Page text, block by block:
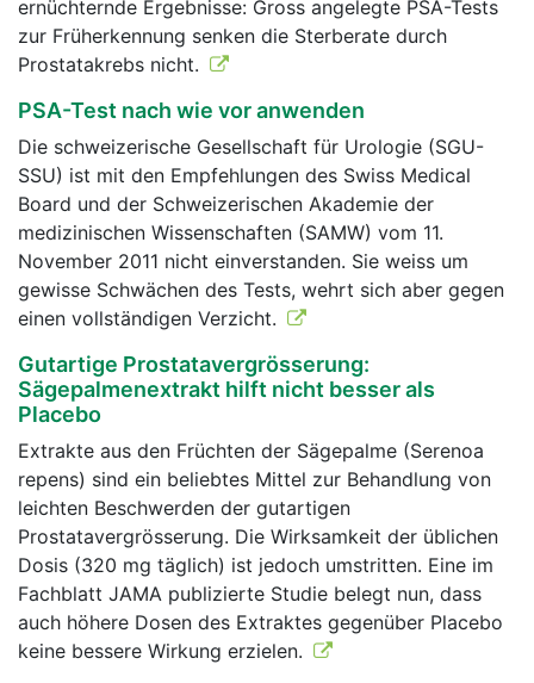
ernüchternde Ergebnisse: Gross angelegte PSA-Tests
zur Früherkennung senken die Sterberate durch
Prostatakrebs nicht.
PSA-Test nach wie vor anwenden
Die schweizerische Gesellschaft für Urologie (SGU-
SSU) ist mit den Empfehlungen des Swiss Medical
Board und der Schweizerischen Akademie der
medizinischen Wissenschaften (SAMW) vom 11.
November 2011 nicht einverstanden. Sie weiss um
gewisse Schwächen des Tests, wehrt sich aber gegen
einen vollständigen Verzicht.
Gutartige Prostatavergrösserung:
Sägepalmenextrakt hilft nicht besser als
Placebo
Extrakte aus den Früchten der Sägepalme (Serenoa
repens) sind ein beliebtes Mittel zur Behandlung von
leichten Beschwerden der gutartigen
Prostatavergrösserung. Die Wirksamkeit der üblichen
Dosis (320 mg täglich) ist jedoch umstritten. Eine im
Fachblatt JAMA publizierte Studie belegt nun, dass
auch höhere Dosen des Extraktes gegenüber Placebo
keine bessere Wirkung erzielen.